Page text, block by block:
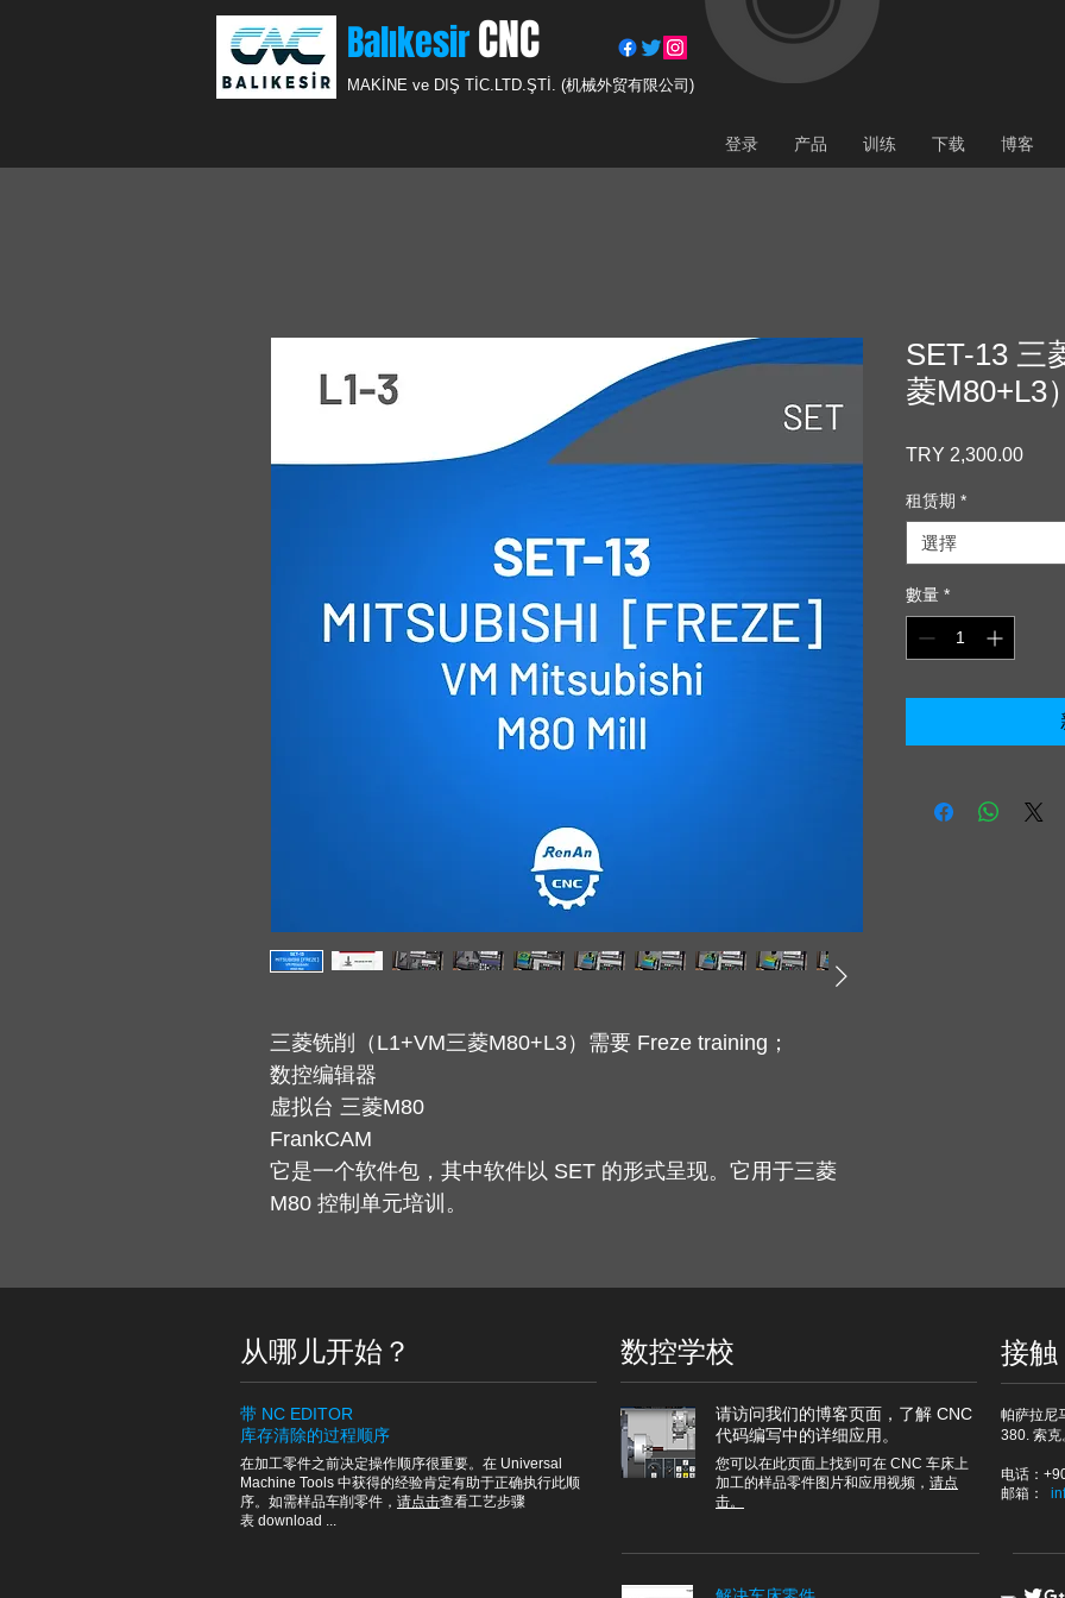
BalıkesirCNC
MAKİNE ve DIŞ TİC. LTD.ŞTİ. (机械外贸有限公司)
登录 产品 训练 下载 博客
三菱铣削（L1+VM三菱M80+L3）需要 Freze training；
数控编辑器
虚拟台 三菱M80
FrankCAM
它是一个软件包，其中软件以 SET 的形式呈现。它用于三菱
M80 控制单元培训。
SET-13 三
菱M80+L3）
TRY 2,300.00價
租赁期 *
選擇
數量 *
从哪儿开始？
带 NC EDITOR
库存清除的过程顺序
在加工零件之前决定操作顺序很重要。在 Universal
Machine Tools 中获得的经验肯定有助于正确执行此顺
序。如需样品车削零件， 请点击查看工艺步骤
表 download ...
数控学校
请访问我们的博客页面，了解 CNC
代码编写中的详细应用。
您可以在此页面上找到可在 CNC 车床上
加工的样品零件图片和应用视频， 请点
击。
接触
帕萨拉尼
380. 索
电话：
邮箱：